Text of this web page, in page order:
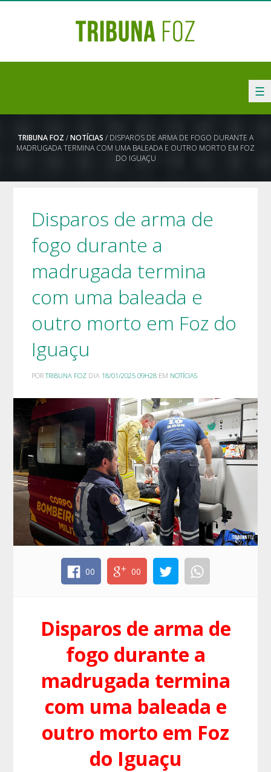
☰
TRIBUNA FOZ /NOTÍCIAS / DISPAROS DE ARMA DE FOGO DURANTE A
MADRUGADA TERMINA COM UMA BALEADA E OUTRO MORTO EM FOZ
DO IGUAÇU
Disparos de arma de
fogo durante a
madrugada termina
com uma baleada e
outro morto em Foz do
Iguaçu
PORTRIBUNA FOZ DIA 18/01/2025 09H28 EM NOTÍCIAS
00 00
Disparos de arma de
fogo durante a
madrugada termina
com uma baleada e
outro morto em Foz
do Iguaçu